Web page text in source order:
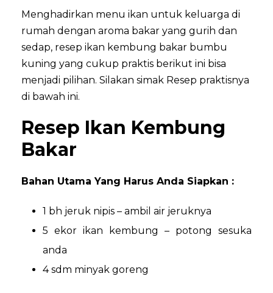
Menghadirkan menu ikan untuk keluarga di
rumah dengan aroma bakar yang gurih dan
sedap, resep ikan kembung bakar bumbu
kuning yang cukup praktis berikut ini bisa
menjadi pilihan. Silakan simak Resep praktisnya
di bawah ini.
Resep Ikan Kembung
Bakar
Bahan Utama Yang Harus Anda Siapkan :
1 bh jeruk nipis – ambil air jeruknya
5 ekor ikan kembung – potong sesuka
anda
4 sdm minyak goreng